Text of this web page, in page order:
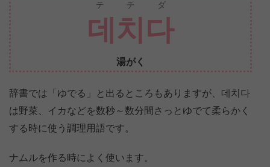
데치다
テチダ
湯がく
辞書では「ゆでる」と出るところもありますが、데치다
は野菜、イカなどを数秒～数分間さっとゆでて柔らかく
する時に使う調理用語です。
ナムルを作る時によく使います。